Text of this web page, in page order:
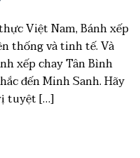
Việt Nam, Bánh xếp
thống và tinh tế. Và
xếp chay Tân Bình
đến Minh Sanh. Hãy
tuyệt […]